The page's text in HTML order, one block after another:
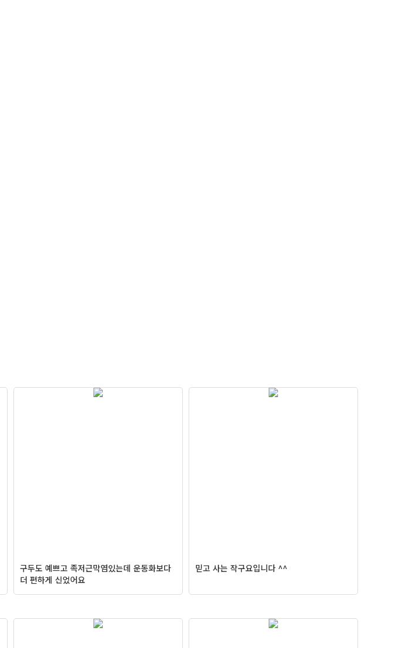
구두도 예쁘고 족저근막염있는데 운동화보다
더 편하게 신었어요
믿고 사는 작구요입니다 ^^